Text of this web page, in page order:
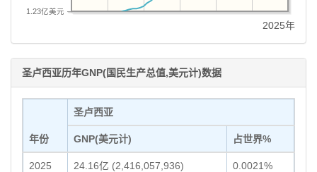
1.23亿美元
2025年
圣卢西亚历年GNP(国民生产总值,美元计)数据
年份
圣卢西亚
GNP(美元计) 占世界%
2025 24.16亿 (2,416,057,936) 0.0021%